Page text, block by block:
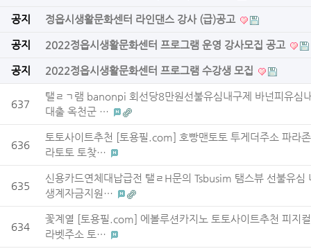
공지 정읍시생활문화센터 라인댄스 강사 (급)공고
공지 2022정읍시생활문화센터 프로그램 운영 강사모집 공고
공지 2022정읍시생활문화센터 프로그램 수강생 모집
637
탤ㄹㄱ램 banonpi 회선당8만원선불유심내구제 바넌피유심
대출 옥천군 …
636
토토사이트추천 [토용필.com] 호빵맨토토 투게더주소 파라
라토토 토찾…
635
신용카드연체대납급전 탤ㄹH문의 Tsbusim 탬스뷰 선불유
생계자금지원…
634
꽃계열 [토용필.com] 에볼루션카지노 토토사이트추천 피지
라벳주소 토…